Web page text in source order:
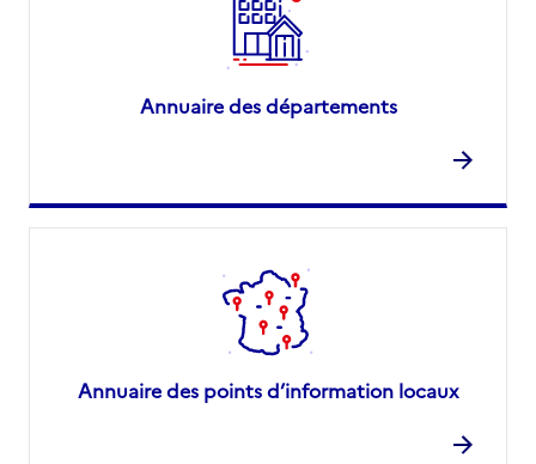
Annuaire des départements
Annuaire des points d’information locaux